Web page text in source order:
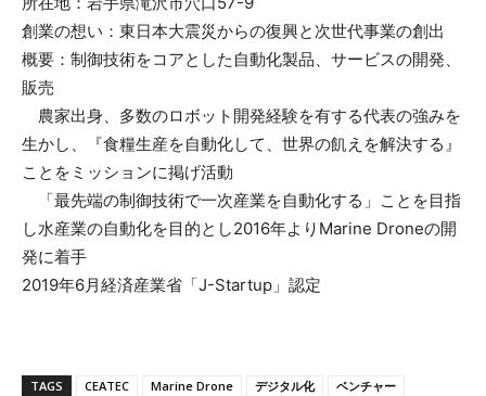
創業の想い：東日本大震災からの復興と次世代事業の創出
概要：制御技術をコアとした自動化製品、サービスの開発、
販売
農家出身、多数のロボット開発経験を有する代表の強みを
生かし、『食糧生産を自動化して、世界の飢えを解決する』
ことをミッションに掲げ活動
「最先端の制御技術で一次産業を自動化する」ことを目指
し水産業の自動化を目的とし2016年よりMarine Droneの開
発に着手
2019年6月経済産業省「J-Startup」認定
TAGS CEATEC Marine Drone デジタル化
ベンチャー